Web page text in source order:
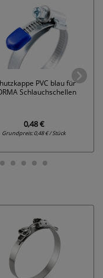
PVC blau für
Schlauchschellen
0,48 €
Grundpreis:0,48 € / Stück